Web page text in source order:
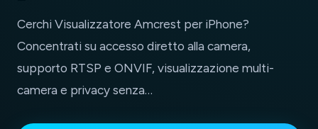
Cerchi Visualizzatore Amcrest per iPhone?
Concentrati su accesso diretto alla camera,
supporto RTSP e ONVIF, visualizzazione multi-
camera e privacy senza…